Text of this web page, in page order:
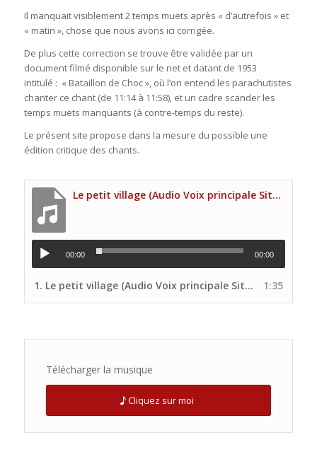
Il manquait visiblement 2 temps muets après « d’autrefois » et
« matin », chose que nous avons ici corrigée.
De plus cette correction se trouve être validée par un
document filmé disponible sur le net et datant de 1953
intitulé : « Bataillon de Choc », où l’on entend les parachutistes
chanter ce chant (de 11:14 à 11:58), et un cadre scander les
temps muets manquants (à contre-temps du reste).
Le présent site propose dans la mesure du possible une
édition critique des chants.
Le petit village (Audio Voix principale Site UNP)
00:00 00:00
1. Le petit village (Audio Voix principale Site UNP) 1:35
Télécharger la musique
Cliquez sur moi